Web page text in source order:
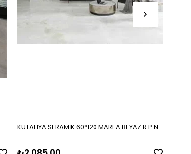
KÜTAHYA SERAMİK 60*120 MAREA BEYAZ R.P.N